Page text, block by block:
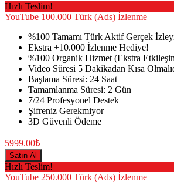
Hızlı Teslim!
YouTube 100.000 Türk (Ads) İzlenme
%100 Tamamı Türk Aktif Gerçek
Ekstra +10.000 İzlenme Hediye!
%100 Organik Hizmet (Ekstra
Video Süresi 5 Dakikadan Kısa
Başlama Süresi: 24 Saat
Tamamlanma Süresi: 2 Gün
7/24 Profesyonel Destek
Şifreniz Gerekmiyor
3D Güvenli Ödeme
5999.00₺
Satın Al
Hızlı Teslim!
YouTube 250.000 Türk (Ads) İzlenme